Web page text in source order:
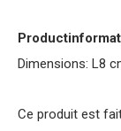
Dimensions: L8
Ce produit est